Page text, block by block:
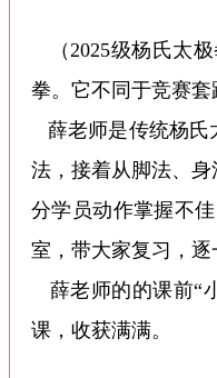
（2025级杨氏太
拳。它不同于竞赛
薛老师是传统杨氏
法，接着从脚法、
分学员动作掌握不
室，带大家复习，
薛老师的的课前“
课，收获满满。